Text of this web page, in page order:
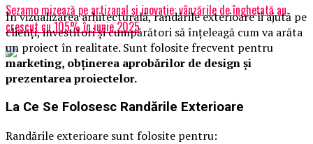
Sezamo mizează pe artizanal și inovație: vânzările de înghețată au
crescut cu 105% în iunie 2025
În vizualizarea arhitecturală, randările exterioare îi ajută pe
clienți, investitori și cumpărători să înțeleagă cum va arăta
un proiect în realitate. Sunt folosite frecvent pentru
marketing, obținerea aprobărilor de design și
prezentarea proiectelor.
La Ce Se Folosesc Randările Exterioare
Randările exterioare sunt folosite pentru: